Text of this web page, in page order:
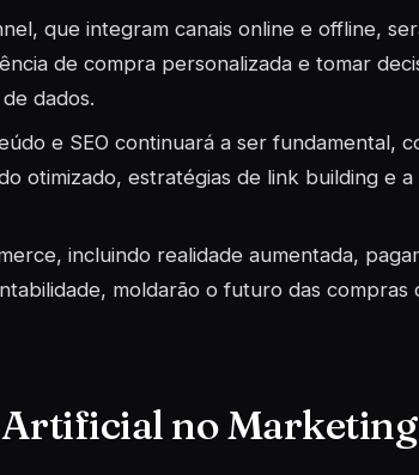
que integram canais online e offline,
de compra personalizada e tomar
dados.
e SEO continuará a ser fundamental,
otimizado, estratégias de link building e a
incluindo realidade aumentada,
moldarão o futuro das compras
no